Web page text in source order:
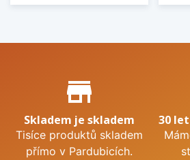
Proč nakupovat u nás?
store_mall_directory
Skladem je skladem
Tisíce produktů skladem
přímo v Pardubicích.
30